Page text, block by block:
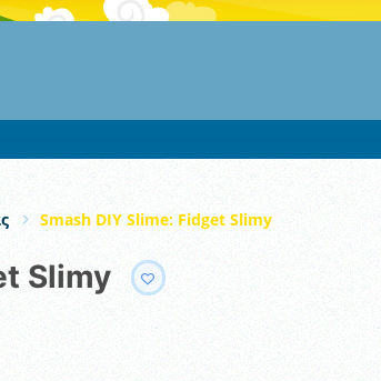
Smash DIY Slime: Fidget Slimy
Slimy